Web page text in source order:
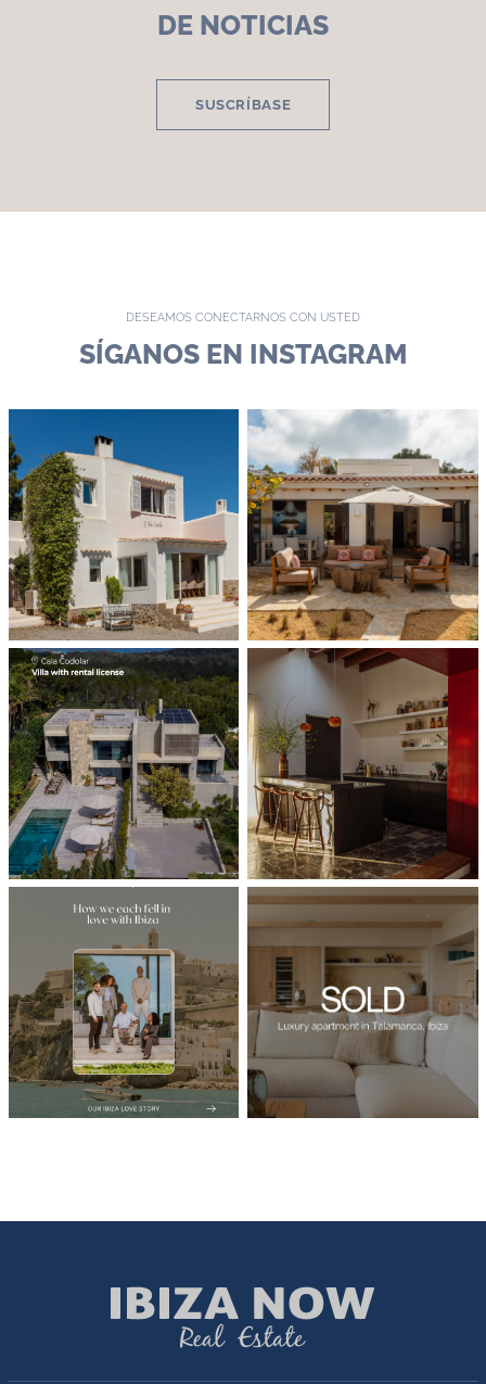
DE NOTICIAS
SUSCRÍBASE
DESEAMOS CONECTARNOS CON USTED
SÍGANOS EN INSTAGRAM